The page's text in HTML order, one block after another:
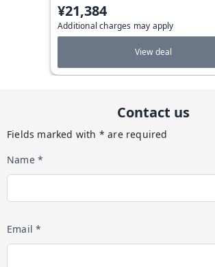
¥21,384
Additional charges may apply
View deal
Contact us
Fields marked with * are required
Name *
Email *